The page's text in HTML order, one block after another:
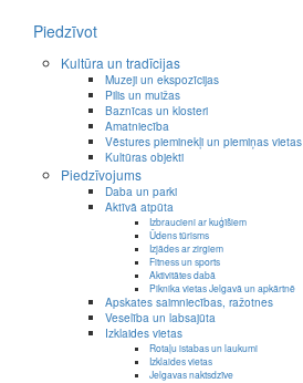
Piedzīvot
Kultūra un tradīcijas
Muzeji un ekspozīcijas
Pilis un muižas
Baznīcas un klosteri
Amatniecība
Vēstures pieminekļi un piemiņas vietas
Kultūras objekti
Piedzīvojums
Daba un parki
Aktīvā atpūta
Izbraucieni ar kuģīšiem
Ūdens tūrisms
Izjādes ar zirgiem
Fitness un sports
Aktivitātes dabā
Piknika vietas Jelgavā un apkārtnē
Apskates saimniecības, ražotnes
Veselība un labsajūta
Izklaides vietas
Rotaļu istabas un laukumi
Izklaides vietas
Jelgavas naktsdzīve